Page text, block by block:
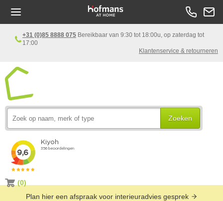
+31 (0)85 8888 075 Bereikbaar van 9:30 tot 18:00u, op zaterdag tot
17:00
Klantenservice & retourneren
Zoeken
(0)
Plan hier een afspraak voor interieuradvies gesprek